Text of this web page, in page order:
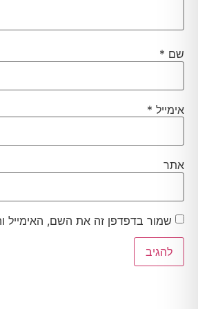
שם *
אימייל *
אתר
שמור בדפדפן זה את השם,